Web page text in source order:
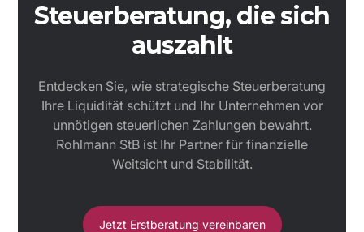
Steuerberatung, die sich
auszahlt
Entdecken Sie, wie strategische Steuerberatung
Ihre Liquidität schützt und Ihr Unternehmen vor
unnötigen steuerlichen Zahlungen bewahrt.
Rohlmann StB ist Ihr Partner für finanzielle
Weitsicht und Stabilität.
Jetzt Erstberatung vereinbaren